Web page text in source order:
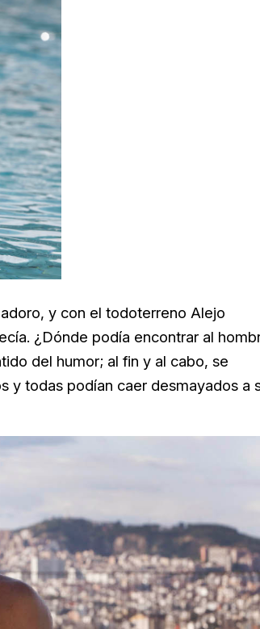
y con el todoterreno Alejo
¿Dónde podía encontrar al
del humor; al fin y al cabo, se
y todas podían caer desmayados a